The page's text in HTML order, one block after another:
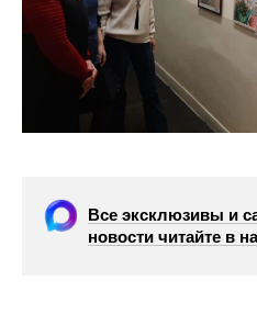
Все эксклюзивы и
новости читайте в